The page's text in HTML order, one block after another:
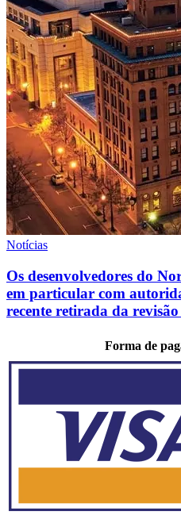
Notícias
Os desenvolvedores do
em particular com
recente retirada da
Forma de